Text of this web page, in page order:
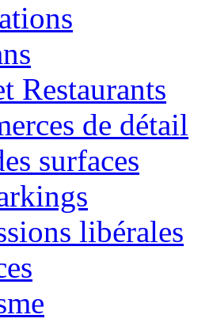
Restaurants
de détail
surfaces
libérales